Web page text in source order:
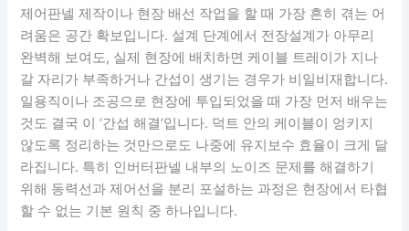
제어판넬 제작이나 현장 배선 작업을 할 때 가장 흔히 겪는 어
려움은 공간 확보입니다. 설계 단계에서 전장설계가 아무리
완벽해 보여도, 실제 현장에 배치하면 케이블 트레이가 지나
갈 자리가 부족하거나 간섭이 생기는 경우가 비일비재합니다.
일용직이나 조공으로 현장에 투입되었을 때 가장 먼저 배우는
것도 결국 이 ‘간섭 해결’입니다. 덕트 안의 케이블이 엉키지
않도록 정리하는 것만으로도 나중에 유지보수 효율이 크게 달
라집니다. 특히 인버터판넬 내부의 노이즈 문제를 해결하기
위해 동력선과 제어선을 분리 포설하는 과정은 현장에서 타협
할 수 없는 기본 원칙 중 하나입니다.